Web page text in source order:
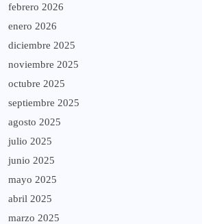
febrero 2026
enero 2026
diciembre 2025
noviembre 2025
octubre 2025
septiembre 2025
agosto 2025
julio 2025
junio 2025
mayo 2025
abril 2025
marzo 2025